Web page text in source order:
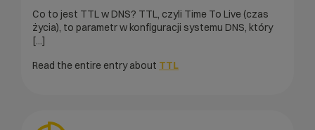
Co to jest TTL w DNS? TTL, czyli Time To Live (czas
życia), to parametr w konfiguracji systemu DNS, który
[...]
Read the entire entry about TTL